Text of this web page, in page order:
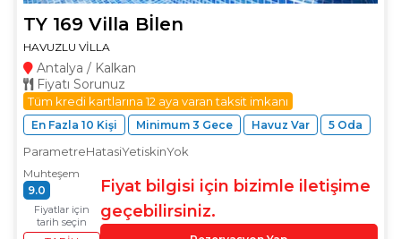
TY 169 Villa Bİlen
HAVUZLU VİLLA
Antalya / Kalkan
Fiyatı Sorunuz
Tüm kredi kartlarına 12 aya varan taksit imkanı
En Fazla 10 Kişi Minimum 3 Gece Havuz Var 5 Oda
ParametreHatasiYetiskinYok
Muhteşem
9.0
Fiyatlar için
tarih seçin
Fiyat bilgisi için bizimle iletişime
geçebilirsiniz.